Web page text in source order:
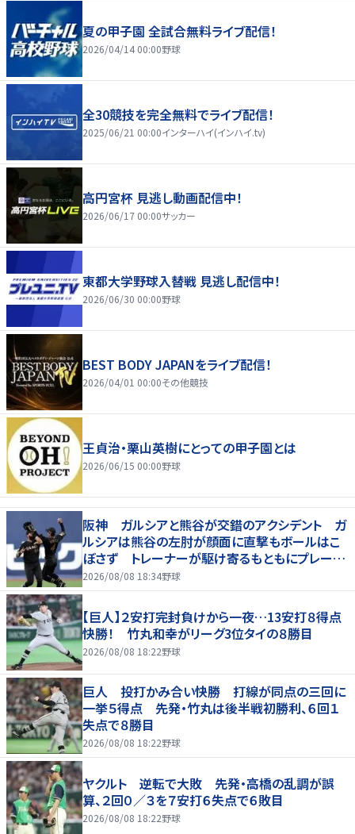
夏の甲子園 全試合無料ライブ配信！
2026/04/14 00:00野球
全30競技を完全無料でライブ配信！
2025/06/21 00:00インターハイ(インハイ.tv)
高円宮杯 見逃し動画配信中！
2026/06/17 00:00サッカー
東都大学野球入替戦 見逃し配信中！
2026/06/30 00:00野球
BEST BODY JAPANをライブ配信！
2026/04/01 00:00その他競技
王貞治・栗山英樹にとっての甲子園とは
2026/06/15 00:00野球
阪神 ガルシアと熊谷が交錯のアクシデント ガ
ルシアは熊谷の左肘が顔面に直撃もボールはこ
ぼさず トレーナーが駆け寄るもともにプレー続
行 直後に３連打食らう
2026/08/08 18:34野球
【巨人】２安打完封負けから一夜…13安打８得点
快勝！ 竹丸和幸がリーグ3位タイの８勝目
2026/08/08 18:22野球
巨人 投打かみ合い快勝 打線が同点の三回に
一挙５得点 先発・竹丸は後半戦初勝利、６回１
失点で８勝目
2026/08/08 18:22野球
ヤクルト 逆転で大敗 先発・高橋の乱調が誤
算、２回０／３を７安打６失点で６敗目
2026/08/08 18:22野球